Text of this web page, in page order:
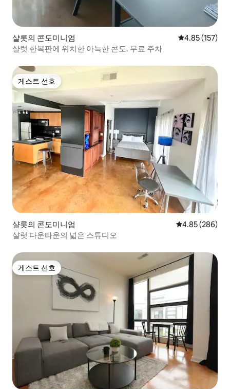
샬롯의 콘도미니엄 평점 4.85점(5
4.85 (157)
샬럿 한복판에 위치한 아늑한 콘도. 무료 주차
게스트 선호
게스트 선호
샬롯의 콘도미니엄 평점 4.85점(5
4.85 (286)
샬럿 다운타운의 넓은 스튜디오
게스트 선호
게스트 선호